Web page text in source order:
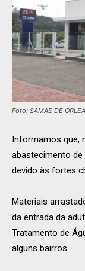
Foto: SAMAE DE
Informamos que,
abastecimento de
devido às fortes
Materiais
da entrada da
Tratamento de
alguns bairros.